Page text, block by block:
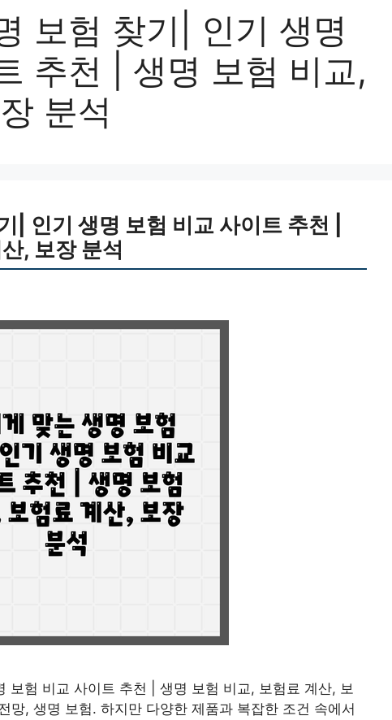
보험 찾기| 인기 생명
추천 | 생명 보험 비교,
분석
| 인기 생명 보험 비교 사이트 추천 |
, 보장 분석
보험 비교 사이트 추천 | 생명 보험 비교, 보험료 계산, 보
망, 생명 보험. 하지만 다양한 제품과 복잡한 조건 속에서